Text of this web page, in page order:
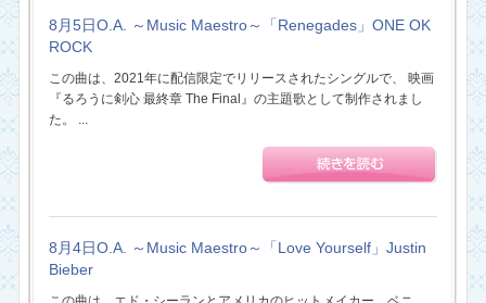
8月5日O.A. ～Music Maestro～「Renegades」ONE OK
ROCK
この曲は、2021年に配信限定でリリースされたシングルで、 映画
『るろうに剣心 最終章 The Final』の主題歌として制作されまし
た。 ...
8月4日O.A. ～Music Maestro～「Love Yourself」Justin
Bieber